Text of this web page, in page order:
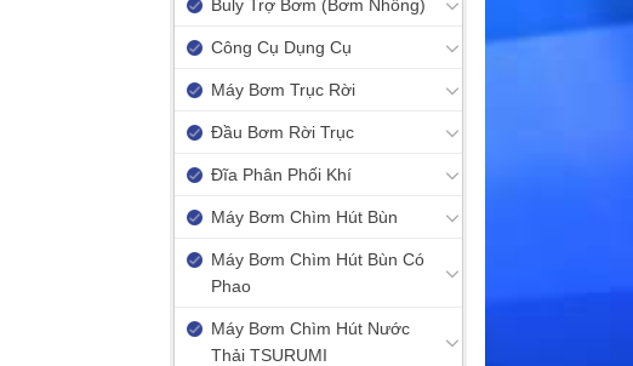
Buly Trợ Bơm (Bơm Nhông)
Công Cụ Dụng Cụ
Máy Bơm Trục Rời
Đầu Bơm Rời Trục
Đĩa Phân Phối Khí
Máy Bơm Chìm Hút Bùn
Máy Bơm Chìm Hút Bùn Có
Phao
Máy Bơm Chìm Hút Nước
Thải TSURUMI